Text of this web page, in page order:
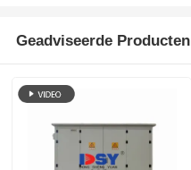
Geadviseerde Producten